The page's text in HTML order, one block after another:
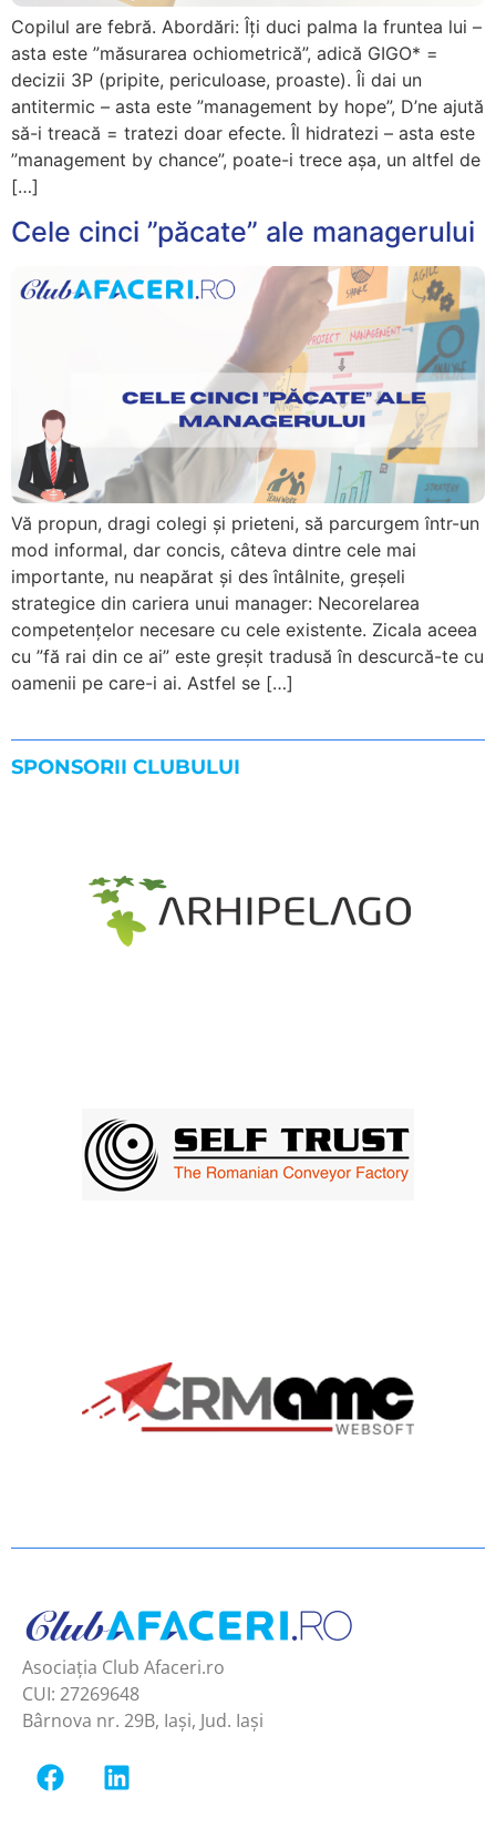
Copilul are febră. Abordări: Îți duci palma la fruntea lui –
asta este ”măsurarea ochiometrică”, adică GIGO* =
decizii 3P (pripite, periculoase, proaste). Îi dai un
antitermic – asta este ”management by hope”, D’ne ajută
să-i treacă = tratezi doar efecte. Îl hidratezi – asta este
”management by chance”, poate-i trece așa, un altfel de
[…]
Cele cinci ”păcate” ale managerului
Vă propun, dragi colegi și prieteni, să parcurgem într-un
mod informal, dar concis, câteva dintre cele mai
importante, nu neapărat și des întâlnite, greșeli
strategice din cariera unui manager: Necorelarea
competențelor necesare cu cele existente. Zicala aceea
cu ”fă rai din ce ai” este greșit tradusă în descurcă-te cu
oamenii pe care-i ai. Astfel se […]
SPONSORII CLUBULUI
Asociația Club Afaceri.ro
CUI: 27269648
Bârnova nr. 29B, Iași, Jud. Iași